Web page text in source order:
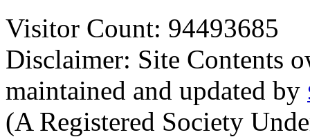
Visitor Count: 94493685
Disclaimer: Site Contents
maintained and updated by
(A Registered Society